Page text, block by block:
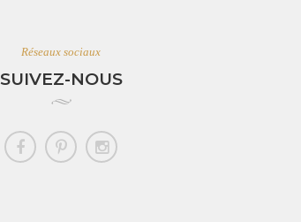
Réseaux sociaux
SUIVEZ-NOUS